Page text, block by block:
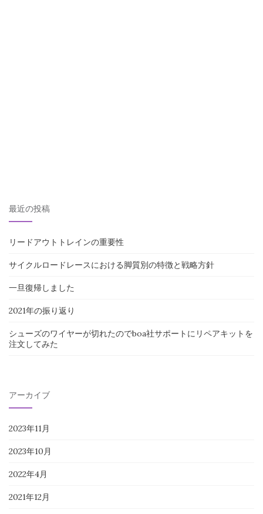
最近の投稿
リードアウトトレインの重要性
サイクルロードレースにおける脚質別の特徴と戦略方針
一旦復帰しました
2021年の振り返り
シューズのワイヤーが切れたのでboa社サポートにリペアキットを
注文してみた
アーカイブ
2023年11月
2023年10月
2022年4月
2021年12月